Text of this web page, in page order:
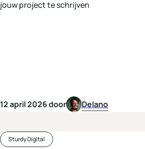
jouw project te schrijven
12 april 2026 door Delano
Sturdy Digital